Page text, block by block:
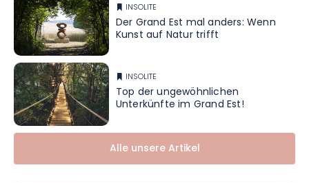
INSOLITE
Der Grand Est mal anders: Wenn
Kunst auf Natur trifft
INSOLITE
Top der ungewöhnlichen
Unterkünfte im Grand Est!
Alle unsere Artikel